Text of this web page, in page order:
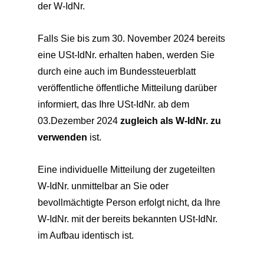
der W-IdNr.
Falls Sie bis zum 30. November 2024 bereits
eine USt-IdNr. erhalten haben, werden Sie
durch eine auch im Bundessteuerblatt
veröffentliche öffentliche Mitteilung darüber
informiert, das Ihre USt-IdNr. ab dem
03.Dezember 2024zugleich als W-IdNr. zu
verwenden ist.
Eine individuelle Mitteilung der zugeteilten
W-IdNr. unmittelbar an Sie oder
bevollmächtigte Person erfolgt nicht, da Ihre
W-IdNr. mit der bereits bekannten USt-IdNr.
im Aufbau identisch ist.